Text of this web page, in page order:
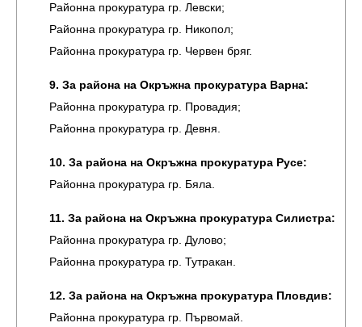
Районна прокуратура гр. Левски;
Районна прокуратура гр. Никопол;
Районна прокуратура гр. Червен бряг.
9. За района на Окръжна прокуратура Варна:
Районна прокуратура гр. Провадия;
Районна прокуратура гр. Девня.
10. За района на Окръжна прокуратура Русе:
Районна прокуратура гр. Бяла.
11. За района на Окръжна прокуратура Силистра:
Районна прокуратура гр. Дулово;
Районна прокуратура гр. Тутракан.
12. За района на Окръжна прокуратура Пловдив:
Районна прокуратура гр. Първомай.